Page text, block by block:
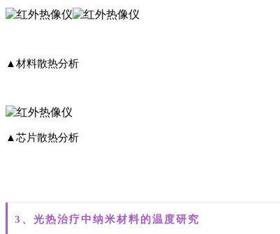
▲材料散热分析
▲芯片散热分析
3、光热治疗中纳米材料的温度研究